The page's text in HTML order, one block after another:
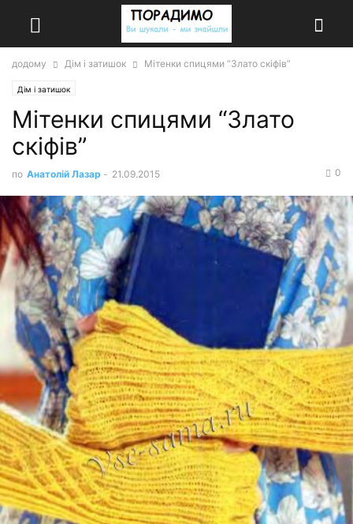
додому Дім і затишок Мітенки спицями “Злато скіфів”
Дім і затишок
Мітенки спицями “Злато
скіфів”
по Анатолій Лазар - 21.09.2015 0